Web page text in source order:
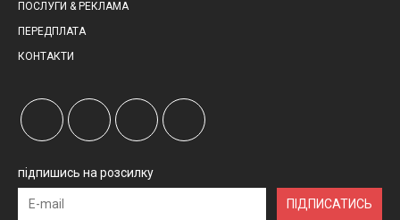
ПОСЛУГИ & РЕКЛАМА
ПЕРЕДПЛАТА
КОНТАКТИ
підпишись на розсилку
ПІДПИСАТИСЬ